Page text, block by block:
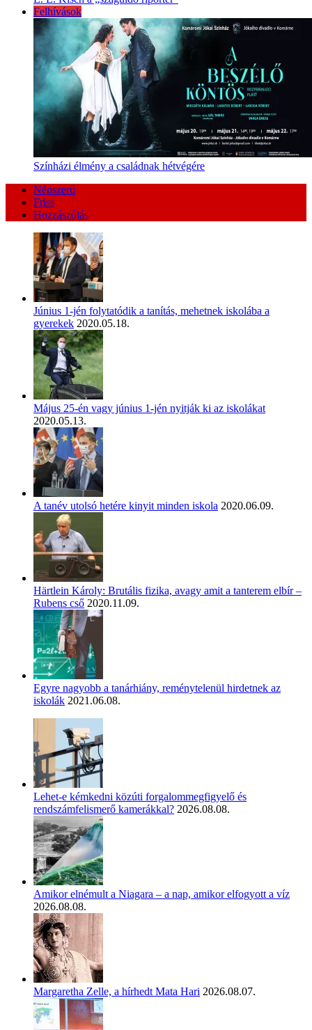
Felhívások
Színházi élmény a családnak hétvégére
Népszerű
Friss
Hozzászólás
Június 1-jén folytatódik a tanítás, mehetnek iskolába a
gyerekek 2020.05.18.
Május 25-én vagy június 1-jén nyitják ki az iskolákat
2020.05.13.
A tanév utolsó hetére kinyit minden iskola 2020.06.09.
Härtlein Károly: Brutális fizika, avagy amit a tanterem elbír –
Rubens cső 2020.11.09.
Egyre nagyobb a tanárhiány, reménytelenül hirdetnek az
iskolák 2021.06.08.
Lehet-e kémkedni közúti forgalommegfigyelő és
rendszámfelismerő kamerákkal? 2026.08.08.
Amikor elnémult a Niagara – a nap, amikor elfogyott a víz
2026.08.08.
Margaretha Zelle, a hírhedt Mata Hari 2026.08.07.